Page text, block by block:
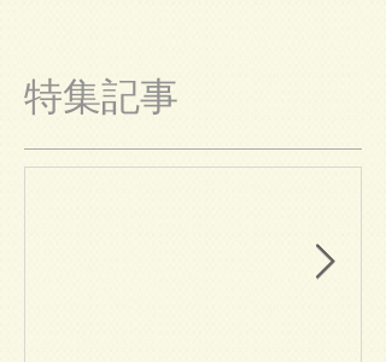
特集記事